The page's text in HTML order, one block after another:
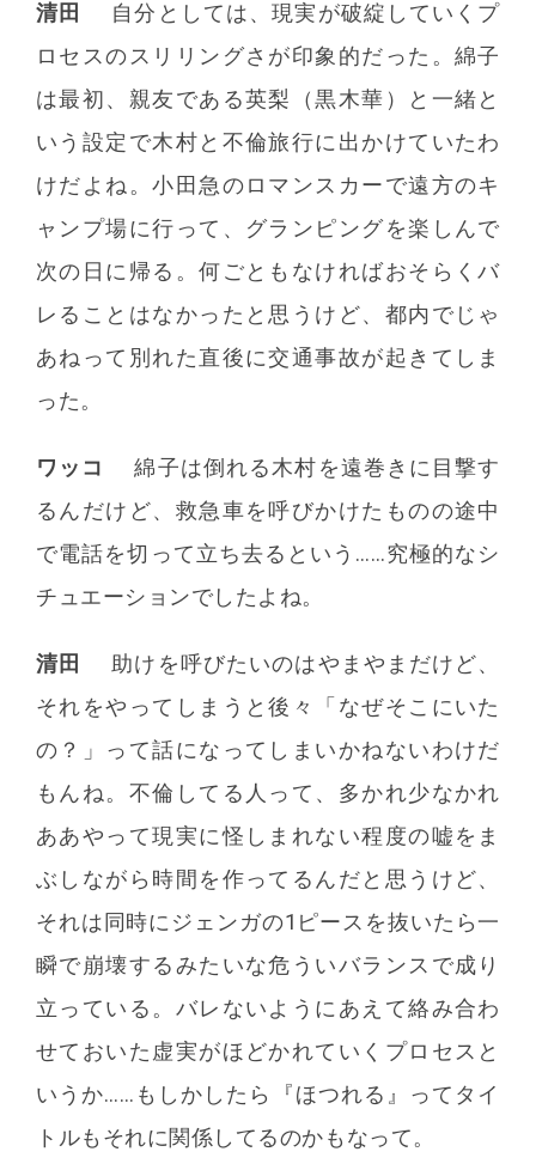
清田
自分としては、現実が破綻していくプ
ロセスのスリリングさが印象的だった。綿子
は最初、親友である英梨（黒木華）と一緒と
いう設定で木村と不倫旅行に出かけていたわ
けだよね。小田急のロマンスカーで遠方のキ
ャンプ場に行って、グランピングを楽しんで
次の日に帰る。何ごともなければおそらくバ
レることはなかったと思うけど、都内でじゃ
あねって別れた直後に交通事故が起きてしま
った。
ワッコ
綿子は倒れる木村を遠巻きに目撃す
るんだけど、救急車を呼びかけたものの途中
で電話を切って立ち去るという……究極的なシ
チュエーションでしたよね。
清田
助けを呼びたいのはやまやまだけど、
それをやってしまうと後々「なぜそこにいた
の？」って話になってしまいかねないわけだ
もんね。不倫してる人って、多かれ少なかれ
ああやって現実に怪しまれない程度の嘘をま
ぶしながら時間を作ってるんだと思うけど、
それは同時にジェンガの1ピースを抜いたら一
瞬で崩壊するみたいな危ういバランスで成り
立っている。バレないようにあえて絡み合わ
せておいた虚実がほどかれていくプロセスと
いうか……もしかしたら『ほつれる』ってタイ
トルもそれに関係してるのかもなって。